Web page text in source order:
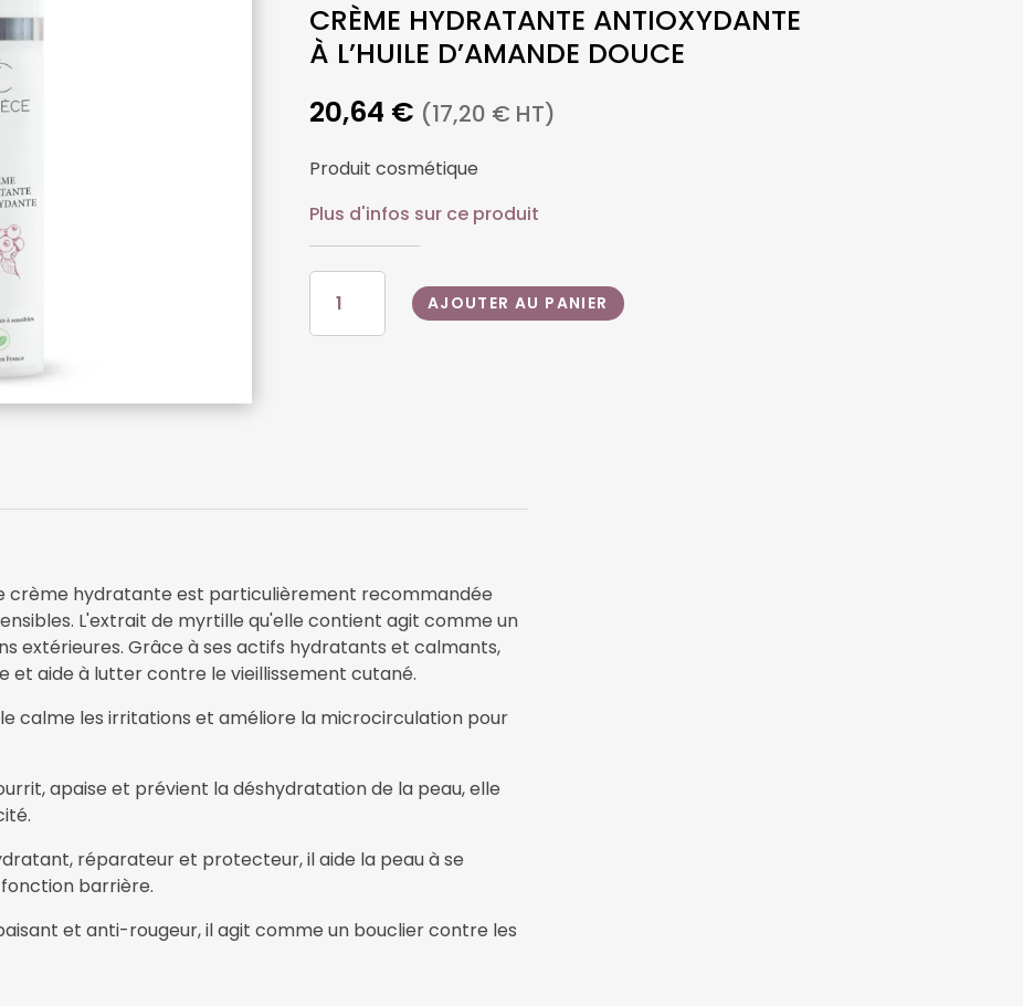
CRÈME HYDRATANTE ANTIOXYDANTE
À L’HUILE D’AMANDE DOUCE
20,64 € (17,20 € HT)
Produit cosmétique
Plus d'infos sur ce produit
QUANTITÉ
CRÈME
AJOUTER AU PANIER
crème hydratante est particulièrement recommandée
L'extrait de myrtille qu'elle contient agit comme un
extérieures. Grâce à ses actifs hydratants et calmants,
et aide à lutter contre le vieillissement cutané.
calme les irritations et améliore la microcirculation pour
apaise et prévient la déshydratation de la peau, elle
réparateur et protecteur, il aide la peau à se
barrière.
et anti-rougeur, il agit comme un bouclier contre les